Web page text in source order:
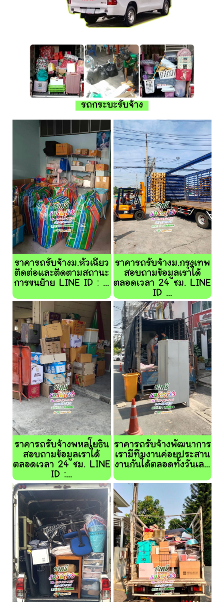
รถกระบะรับจ้าง
ราคารถรับจ้างม.หัวเฉียว
ติดต่อและติดตามสถานะ
การขนย้าย LINE ID : ...
ราคารถรับจ้างม.กรุงเทพ
สอบถามข้อมูลเราได้
ตลอดเวลา 24 ชม. LINE
ID ...
ราคารถรับจ้างพหลโยธิน
สอบถามข้อมูลเราได้
ตลอดเวลา 24 ชม. LINE
ID :...
ราคารถรับจ้างพัฒนาการ
เรามีทีมงานค่อยประสาน
งานกันได้ตลอดทั้งวันเล...